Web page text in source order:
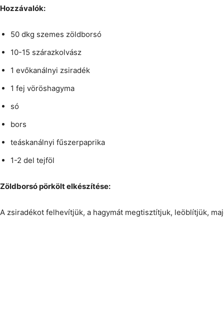
Hozzávalók:
50 dkg szemes zöldborsó
10-15 szárazkolvász
1 evőkanálnyi zsiradék
1 fej vöröshagyma
só
bors
teáskanálnyi fűszerpaprika
1-2 del tejföl
Zöldborsó pörkölt elkészítése:
A zsiradékot felhevítjük, a hagymát megtisztítjuk, leöblítjük,